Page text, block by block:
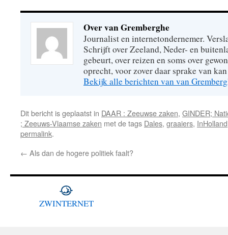
Over van Gremberghe
Journalist en internetondernemer.
Schrijft over Zeeland, Neder- en
gebeurt, over reizen en soms over
oprecht, voor zover daar sprake van
Bekijk alle berichten van van
Dit bericht is geplaatst in DAAR : Zeeuwse zaken, GINDER;
; Zeeuws-Vlaamse zaken met de tags Dales, graaiers, InHolland
permalink.
← Als dan de hogere politiek faalt?
ZWINTERNET